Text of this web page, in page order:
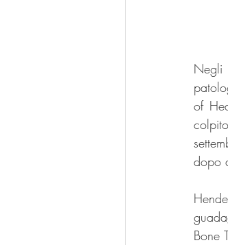
Negli
of
dopo
Bone